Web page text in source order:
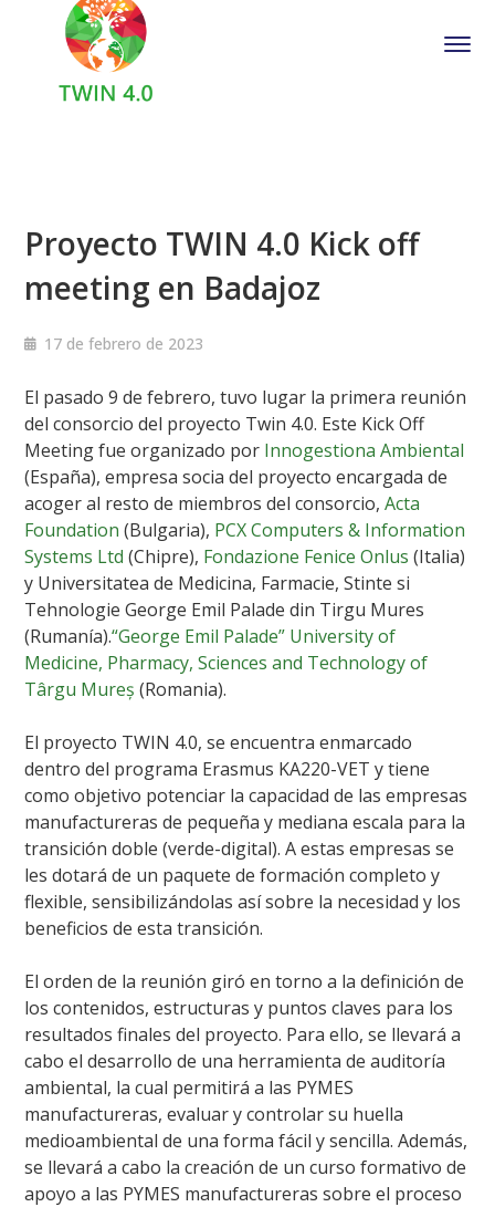
Proyecto TWIN 4.0 Kick off
meeting en Badajoz
17 de febrero de 2023
El pasado 9 de febrero, tuvo lugar la primera reunión
del consorcio del proyecto Twin 4.0. Este Kick Off
Meeting fue organizado por Innogestiona Ambiental
(España), empresa socia del proyecto encargada de
acoger al resto de miembros del consorcio,Acta
Foundation (Bulgaria), PCX Computers & Information
Systems Ltd (Chipre), Fondazione Fenice Onlus (Italia)
y Universitatea de Medicina, Farmacie, Stinte si
Tehnologie George Emil Palade din Tirgu Mures
(Rumanía).“George Emil Palade” University of
Medicine, Pharmacy, Sciences and Technology of
Târgu Mureș (Romania).
El proyecto TWIN 4.0, se encuentra enmarcado
dentro del programa Erasmus KA220-VET y tiene
como objetivo potenciar la capacidad de las empresas
manufactureras de pequeña y mediana escala para la
transición doble (verde-digital). A estas empresas se
les dotará de un paquete de formación completo y
flexible, sensibilizándolas así sobre la necesidad y los
beneficios de esta transición.
El orden de la reunión giró en torno a la definición de
los contenidos, estructuras y puntos claves para los
resultados finales del proyecto. Para ello, se llevará a
cabo el desarrollo de una herramienta de auditoría
ambiental, la cual permitirá a las PYMES
manufactureras, evaluar y controlar su huella
medioambiental de una forma fácil y sencilla. Además,
se llevará a cabo la creación de un curso formativo de
apoyo a las PYMES manufactureras sobre el proceso